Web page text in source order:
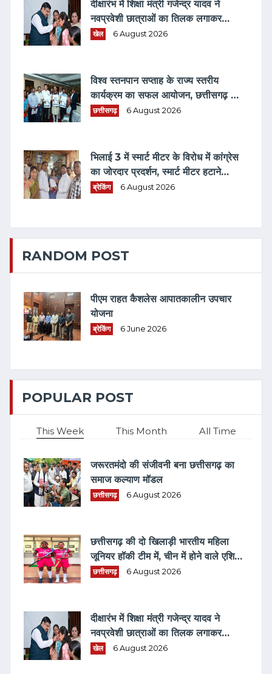
दीक्षारंभ में शिक्षा मंत्री गजेन्द्र यादव ने
नवप्रवेशी छात्राओं का तिलक लगाकर
विद्यार्थियों से किये आत्मीय संवाद
खेल 6 August 2026
विश्व स्तनपान सप्ताह के राज्य स्तरीय
कार्यक्रम का सफल आयोजन, छत्तीसगढ़ के
प्रथम "मातृ दूध कोष (MOTHER MILK
छत्तीसगढ़ 6 August 2026
भिलाई 3 में स्मार्ट मीटर के विरोध में कांग्रेस
का जोरदार प्रदर्शन, स्मार्ट मीटर हटाने
भरवाया फार्म
ब्रेकिंग 6 August 2026
RANDOM POST
पीएम राहत कैशलेस आपातकालीन उपचार
योजना
ब्रेकिंग 6 June 2026
POPULAR POST
This Week This Month All Time
जरूरतमंदो की संजीवनी बना छत्तीसगढ़ का
समाज कल्याण मॉडल
छत्तीसगढ़ 6 August 2026
छत्तीसगढ़ की दो खिलाड़ी भारतीय महिला
जूनियर हॉकी टीम में, चीन में होने वाले एशिया
कप में दिखाएंगी दम
छत्तीसगढ़ 6 August 2026
दीक्षारंभ में शिक्षा मंत्री गजेन्द्र यादव ने
नवप्रवेशी छात्राओं का तिलक लगाकर
विद्यार्थियों से किये आत्मीय संवाद
खेल 6 August 2026